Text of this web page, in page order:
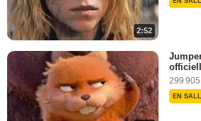
2:52
299
EN